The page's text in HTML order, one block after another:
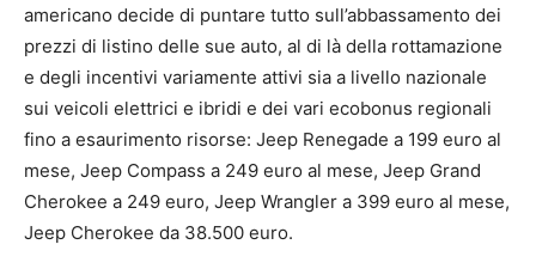
americano decide di puntare tutto sull’abbassamento dei
prezzi di listino delle sue auto, al di là della rottamazione
e degli incentivi variamente attivi sia a livello nazionale
sui veicoli elettrici e ibridi e dei vari ecobonus regionali
fino a esaurimento risorse: Jeep Renegade a 199 euro al
mese, Jeep Compass a 249 euro al mese, Jeep Grand
Cherokee a 249 euro, Jeep Wrangler a 399 euro al mese,
Jeep Cherokee da 38.500 euro.